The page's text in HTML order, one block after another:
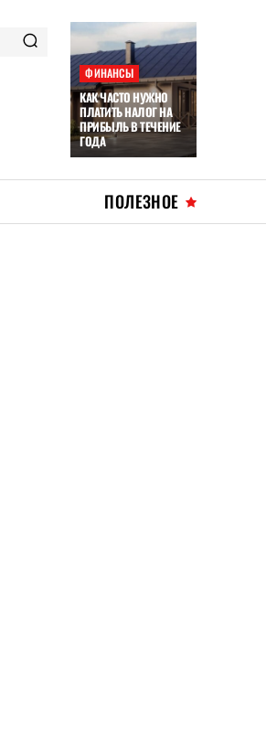
ФИНАНСЫ
КАК ЧАСТО НУЖНО
ПЛАТИТЬ НАЛОГ НА
ПРИБЫЛЬ В ТЕЧЕНИЕ
ГОДА
ПОЛЕЗНОЕ